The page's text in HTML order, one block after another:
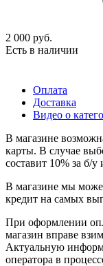
2 000 руб.
Есть в наличии
Оплата
Доставка
Видео о
В магазине
карты. В случае
составит 10% за б/
В магазине мы
кредит на самых
При оформлении
магазин вправе
Актуальную
оператора в